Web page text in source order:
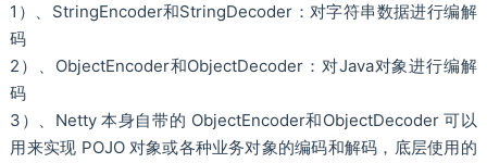
1）、StringEncoder和StringDecoder：对字符串数据进行编解
码
2）、ObjectEncoder和ObjectDecoder：对Java对象进行编解
码
3）、Netty 本身自带的 ObjectEncoder和ObjectDecoder 可以
用来实现 POJO 对象或各种业务对象的编码和解码，底层使用的